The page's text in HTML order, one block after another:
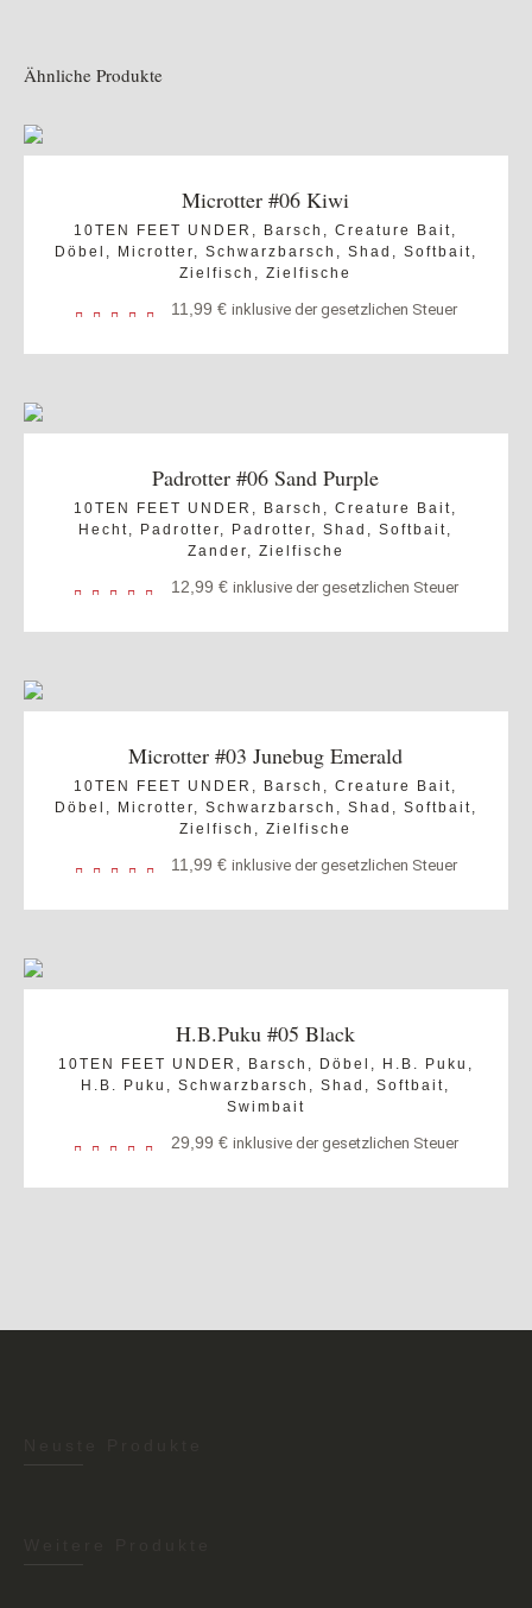
Ähnliche Produkte
Microtter #06 Kiwi
10TEN FEET UNDER , Barsch ,Creature Bait,
Döbel , Microtter, Schwarzbarsch , Shad , Softbait,
Zielfisch ,Zielfische
11,99 € inklusive der gesetzlichen Steuer
Padrotter #06 Sand Purple
10TEN FEET UNDER , Barsch ,Creature Bait,
Hecht, Padrotter, Padrotter,Shad ,Softbait,
Zander, Zielfische
12,99 € inklusive der gesetzlichen Steuer
Microtter #03 Junebug Emerald
10TEN FEET UNDER , Barsch ,Creature Bait,
Döbel , Microtter, Schwarzbarsch , Shad , Softbait,
Zielfisch ,Zielfische
11,99 € inklusive der gesetzlichen Steuer
H.B.Puku #05 Black
10TEN FEET UNDER Barsch Döbel H.B. Puku
H.B. Puku
,Schwarzbarsch ,Shad ,Softbait
Swimbait
29,99 € inklusive der gesetzlichen Steuer